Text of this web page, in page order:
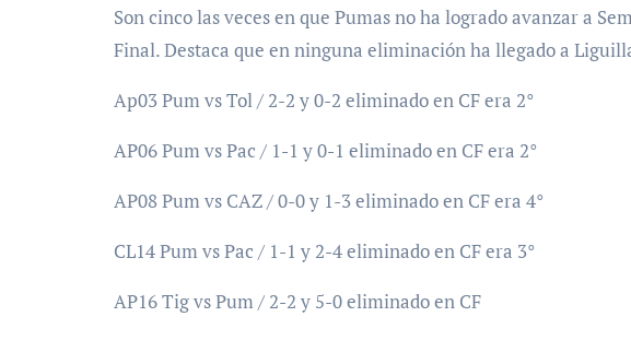
Son cinco las veces en que Pumas no ha logrado avanzar a
Final. Destaca que en ninguna eliminación ha llegado a
Ap03 Pum vs Tol / 2-2 y 0-2 eliminado en CF era 2°
AP06 Pum vs Pac / 1-1 y 0-1 eliminado en CF era 2°
AP08 Pum vs CAZ / 0-0 y 1-3 eliminado en CF era 4°
CL14 Pum vs Pac / 1-1 y 2-4 eliminado en CF era 3°
AP16 Tig vs Pum / 2-2 y 5-0 eliminado en CF